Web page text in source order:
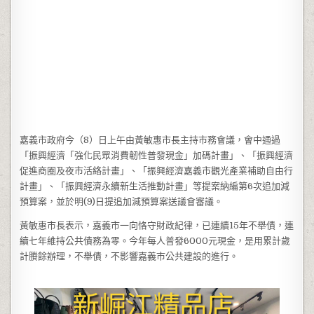
嘉義市政府今（8）日上午由黃敏惠市長主持市務會議，會中通過
「振興經濟「強化民眾消費韌性普發現金」加碼計畫」、「振興經濟
促進商圈及夜市活絡計畫」、「振興經濟嘉義市觀光產業補助自由行
計畫」、「振興經濟永續新生活推動計畫」等提案納編第6次追加減
預算案，並於明(9)日提追加減預算案送議會審議。
黃敏惠市長表示，嘉義市一向恪守財政紀律，已連續15年不舉債，連
續七年維持公共債務為零。今年每人普發6000元現金，是用累計歲
計賸餘辦理，不舉債，不影響嘉義市公共建設的進行。